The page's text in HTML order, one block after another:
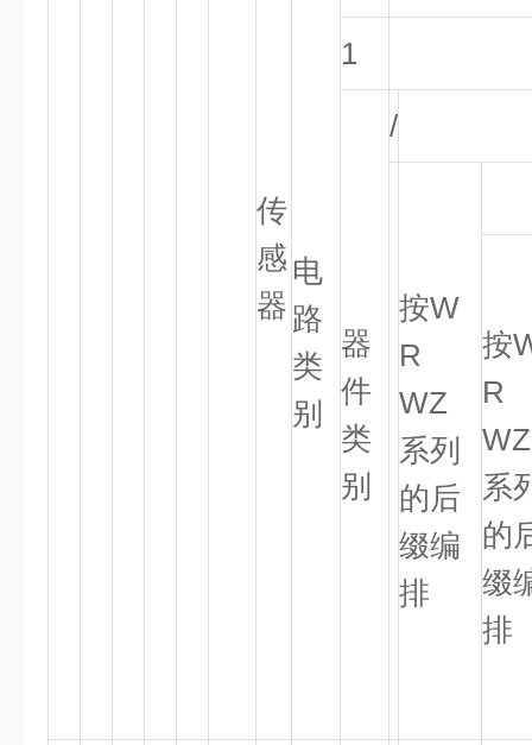
传
感
器
电
路
类
别
1
器
件
类
别
/
按W
R
WZ
系列
的后
缀编
排
按
R
WZ
系
的
缀
排